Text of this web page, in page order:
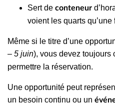
Sert de conteneur
voient les quarts
Même si le titre d’une
– 5 juin), vous devez toujours
permettre la réservation.
Une opportunité peut
un besoin continu ou un